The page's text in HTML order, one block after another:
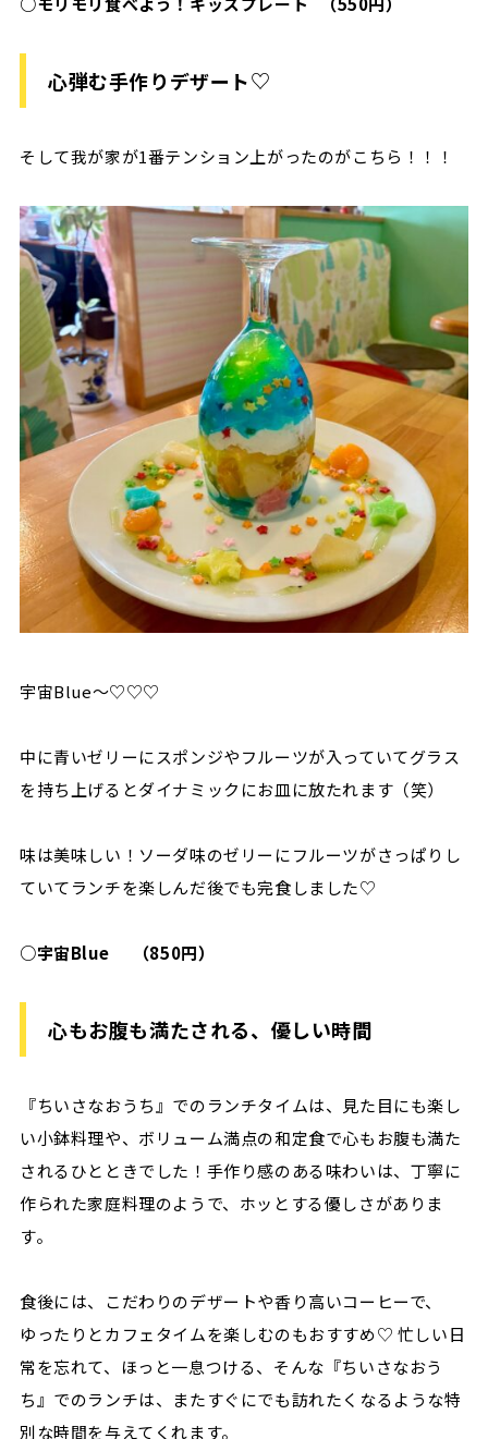
心弾む手作りデザート♡
そして我が家が1番テンション上がったのがこちら！！！
宇宙Blue〜♡♡♡
中に青いゼリーにスポンジやフルーツが入っていてグラス
を持ち上げるとダイナミックにお皿に放たれます（笑）
味は美味しい！ソーダ味のゼリーにフルーツがさっぱりし
ていてランチを楽しんだ後でも完食しました♡
○宇宙Blue （850円）
心もお腹も満たされる、優しい時間
『ちいさなおうち』でのランチタイムは、見た目にも楽し
い小鉢料理や、ボリューム満点の和定食で心もお腹も満た
されるひとときでした！手作り感のある味わいは、丁寧に
作られた家庭料理のようで、ホッとする優しさがありま
す。
食後には、こだわりのデザートや香り高いコーヒーで、
ゆったりとカフェタイムを楽しむのもおすすめ♡ 忙しい日
常を忘れて、ほっと一息つける、そんな『ちいさなおう
ち』でのランチは、またすぐにでも訪れたくなるような特
別な時間を与えてくれます。